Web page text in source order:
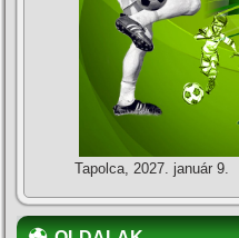
Tapolca, 2027. január 9.